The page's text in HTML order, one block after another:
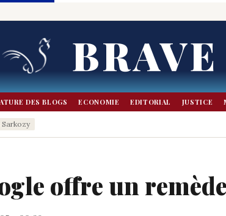
DES BLOGS ECONOMIE EDITORIAL JUSTICE
offre un